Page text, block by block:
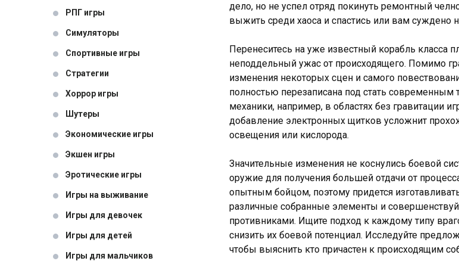
РПГ игры
Симуляторы
Спортивные игры
Стратегии
Хоррор игры
Шутеры
Экономические игры
Экшен игры
Эротические игры
Игры на выживание
Игры для девочек
Игры для детей
Игры для мальчиков
дело, но не успел отряд покинуть ремонтный
выжить среди хаоса и спастись или вам суждено
Перенеситесь на уже известный корабль класса
неподдельный ужас от происходящего. Помимо
изменения некоторых сцен и самого
полностью перезаписана под стать
механики, например, в областях без гравитации
добавление электронных щитков усложнит
освещения или кислорода.
Значительные изменения не коснулись боевой
оружие для получения большей отдачи от
опытным бойцом, поэтому придется
различные собранные элементы и
противниками. Ищите подход к каждому типу
снизить их боевой потенциал. Исследуйте
чтобы выяснить кто причастен к происходящим